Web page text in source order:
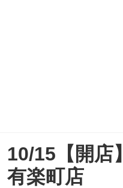
10/15【開店
有楽町店